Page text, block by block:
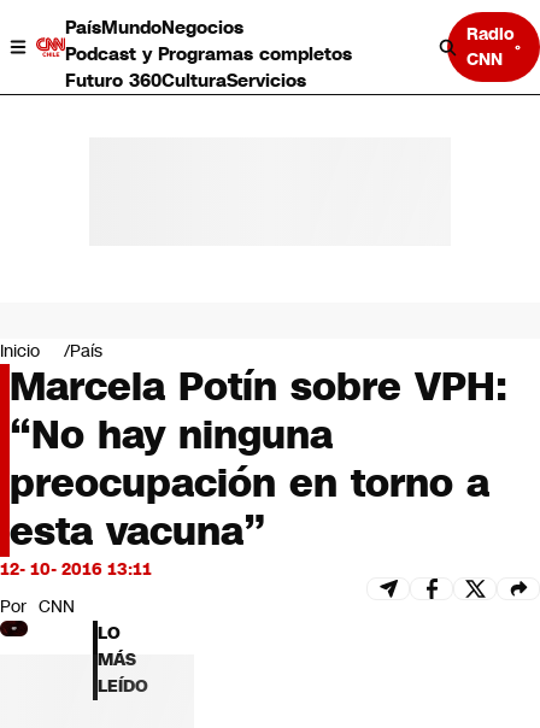
PaísMundoNegocios
Podcast y Programas completos
Futuro 360CulturaServicios
Radio
CNN
Negocios
Deportes
Programas completos
Cultura
Servicios
Bits
CNN tiempo
Futuro 360
Inicio País
Marcela Potín sobre VPH:
“No hay ninguna
preocupación en torno a
esta vacuna”
12- 10- 2016 13:11
Por CNN
LO
MÁS
LEÍDO